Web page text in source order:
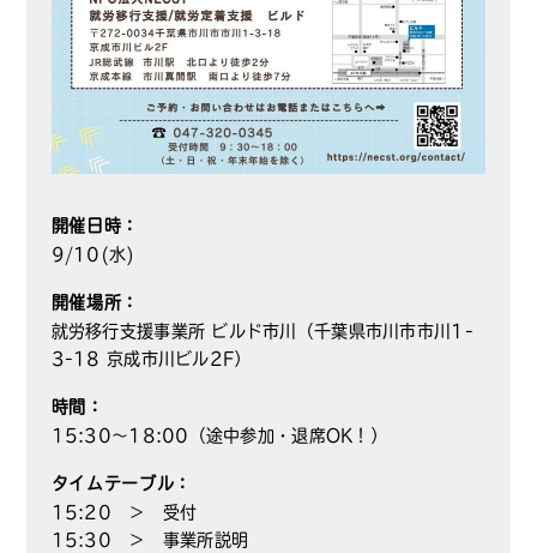
開催日時：
9/10(水)
開催場所：
就労移行支援事業所 ビルド市川（千葉県市川市市川1-
3-18 京成市川ビル2F）
時間：
15:30～18:00（途中参加・退席OK！）
タイムテーブル：
15:20 ＞ 受付
15:30 ＞ 事業所説明